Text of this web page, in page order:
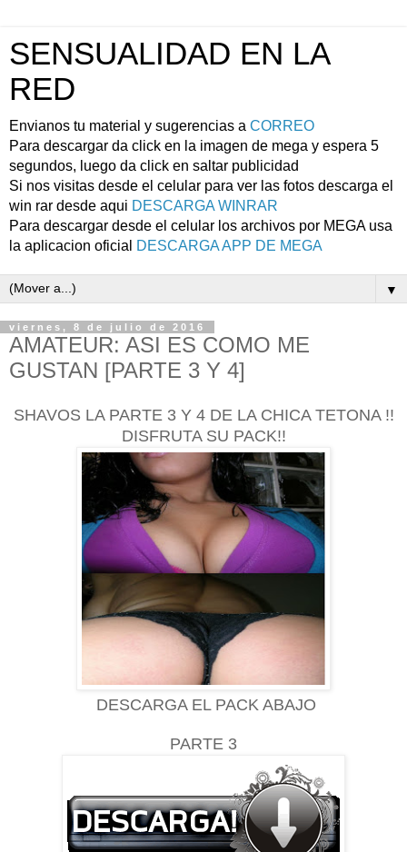
SENSUALIDAD EN LA
RED
Envianos tu material y sugerencias a CORREO
Para descargar da click en la imagen de mega y espera 5
segundos, luego da click en saltar publicidad
Si nos visitas desde el celular para ver las fotos descarga el
win rar desde aqui DESCARGA WINRAR
Para descargar desde el celular los archivos por MEGA usa
la aplicacion oficial
DESCARGA APP DE MEGA
▼
viernes, 8 de julio de 2016
AMATEUR: ASI ES COMO ME
GUSTAN [PARTE 3 Y 4]
SHAVOS LA PARTE 3 Y 4 DE LA CHICA TETONA !!
DISFRUTA SU PACK!!
DESCARGA EL PACK ABAJO
PARTE 3